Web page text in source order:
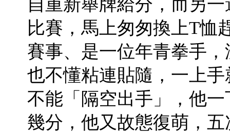
自重新舉牌給分，而另
比賽，馬上匆匆換上T恤
賽事、是一位年青拳手
也不懂粘連貼隨，一上
不能「隔空出手」，他
幾分，他又故態復萌，